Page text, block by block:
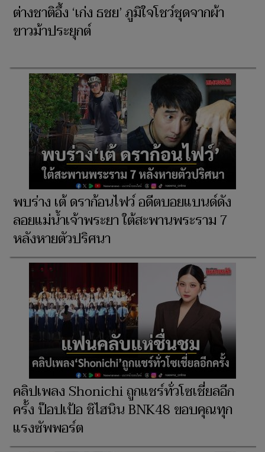
ต่างชาติอึ้ง ‘เก่ง ธชย’ ภูมิใจโชว์ชุดจากผ้า
ขาวม้าประยุกต์
พบร่าง เต้ ดราก้อนไฟว์ อดีตบอยแบนด์ดัง
ลอยแม่น้ำเจ้าพระยา ใต้สะพานพระราม 7
หลังหายตัวปริศนา
คลิปเพลง Shonichi ถูกแชร์ทั่วโซเชี่ยลอีก
ครั้ง ป๊อปเป้อ ชิไฮนิน BNK48 ขอบคุณทุก
แรงซัพพอร์ต